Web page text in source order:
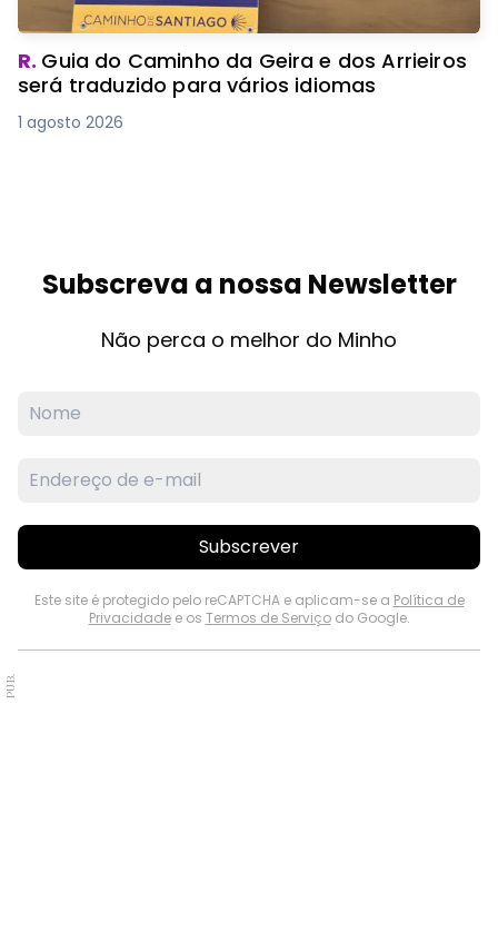
R. Guia do Caminho da Geira e dos Arrieiros
será traduzido para vários idiomas
1 agosto 2026
Subscreva a nossa Newsletter
Não perca o melhor do Minho
Subscrever
Este site é protegido pelo reCAPTCHA e aplicam-se a Política de
Privacidadee os Termos de Serviçodo Google.
PUB.